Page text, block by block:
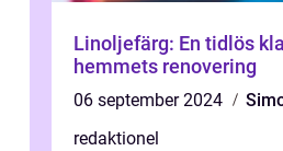
Linoljefärg: En tidlös
hemmets renovering
06 september 2024
redaktionel